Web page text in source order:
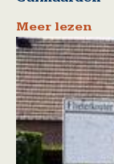
Meer lezen